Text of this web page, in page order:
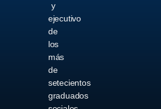
y
ejecutivo
de
los
más
de
setecientos
graduados